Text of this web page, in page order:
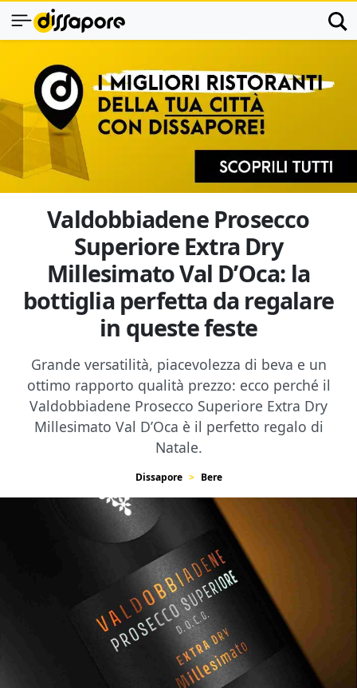
Valdobbiadene Prosecco
Superiore Extra Dry
Millesimato Val D’Oca: la
bottiglia perfetta da regalare
in queste feste
Grande versatilità, piacevolezza di beva e un
ottimo rapporto qualità prezzo: ecco perché il
Valdobbiadene Prosecco Superiore Extra Dry
Millesimato Val D’Oca è il perfetto regalo di
Natale.
Dissapore Bere